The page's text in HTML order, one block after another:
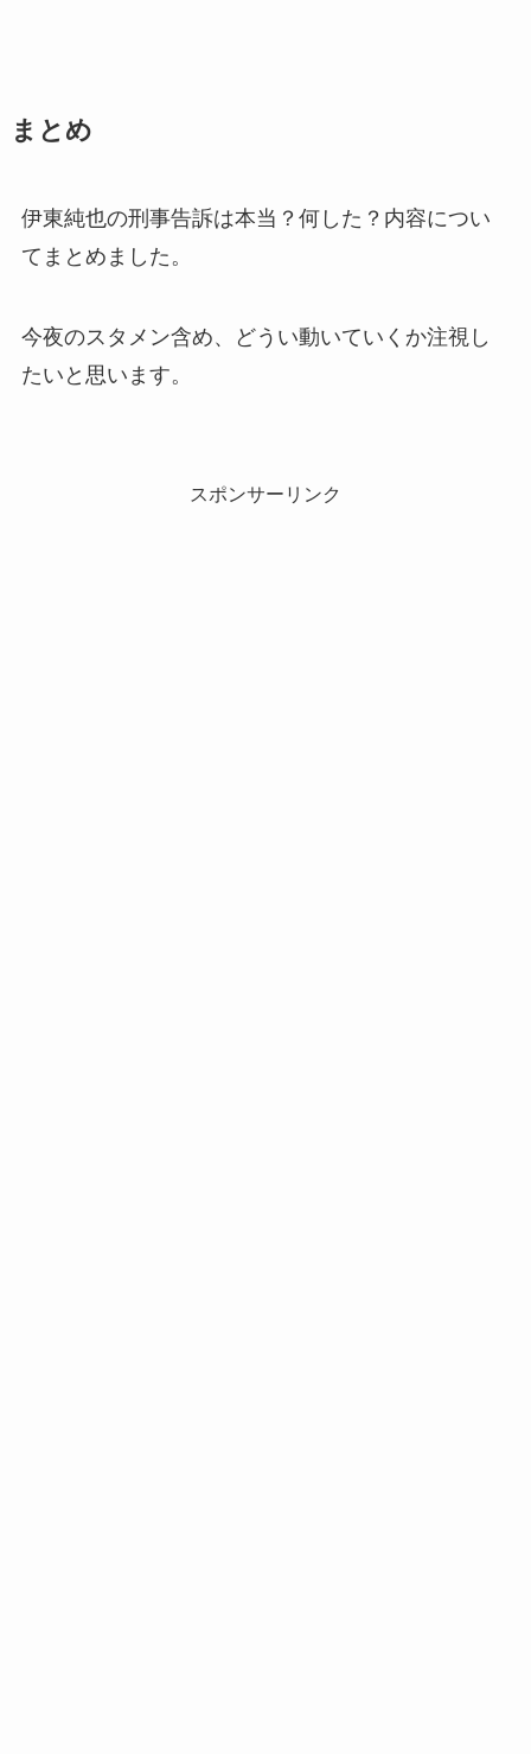
まとめ
伊東純也の刑事告訴は本当？何した？内容につい
てまとめました。
今夜のスタメン含め、どうい動いていくか注視し
たいと思います。
スポンサーリンク